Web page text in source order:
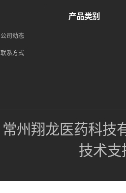
公司动态
联系方式
产品类别
常州翔龙医药科技
技术